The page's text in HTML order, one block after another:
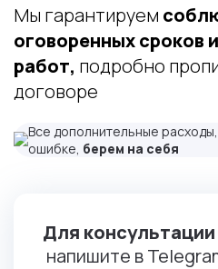
Мы гарантируем
оговоренных сроков
работ, подробно
договоре
Все дополнительные
ошибке, берем на себя
Для консультации
напишите в